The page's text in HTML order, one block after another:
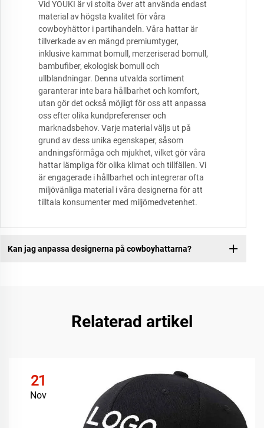
Vid YOUKI är vi stolta över att använda endast
material av högsta kvalitet för våra
cowboyhättor i partihandeln. Våra hattar är
tillverkade av en mängd premiumtyger,
inklusive kammat bomull, merzeriserad bomull,
bambufiber, ekologisk bomull och
ullblandningar. Denna utvalda sortiment
garanterar inte bara hållbarhet och komfort,
utan gör det också möjligt för oss att anpassa
oss efter olika kundpreferenser och
marknadsbehov. Varje material väljs ut på
grund av dess unika egenskaper, såsom
andningsförmåga och mjukhet, vilket gör våra
hattar lämpliga för olika klimat och tillfällen. Vi
är engagerade i hållbarhet och integrerar ofta
miljövänliga material i våra designerna för att
tilltala konsumenter med miljömedvetenhet.
Kan jag anpassa designerna på cowboyhattarna?
Relaterad artikel
21
Nov